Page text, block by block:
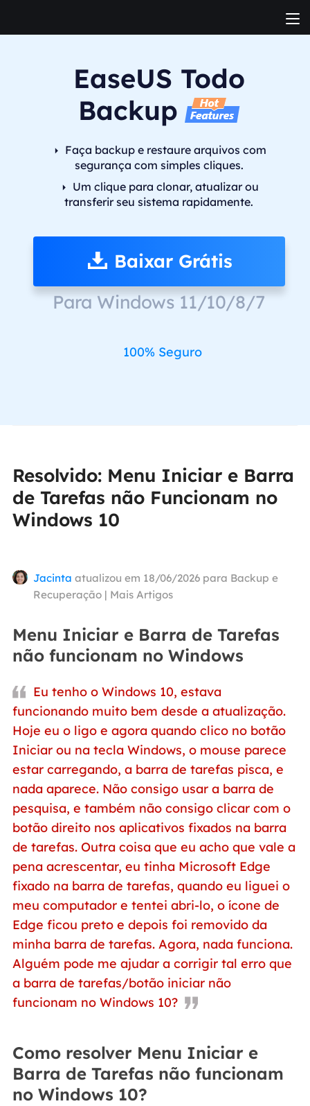
EaseUS Todo
Backup
Faça backup e restaure arquivos com
segurança com simples cliques.
Um clique para clonar, atualizar ou
transferir seu sistema rapidamente.
Baixar Grátis
Para Windows 11/10/8/7
100% Seguro
Resolvido: Menu Iniciar e Barra
de Tarefas não Funcionam no
Windows 10
Jacinta atualizou em 18/06/2026 para Backup e
Recuperação | Mais Artigos
Menu Iniciar e Barra de Tarefas
não funcionam no Windows
Eu tenho o Windows 10, estava
funcionando muito bem desde a atualização.
Hoje eu o ligo e agora quando clico no botão
Iniciar ou na tecla Windows, o mouse parece
estar carregando, a barra de tarefas pisca, e
nada aparece. Não consigo usar a barra de
pesquisa, e também não consigo clicar com o
botão direito nos aplicativos fixados na barra
de tarefas. Outra coisa que eu acho que vale a
pena acrescentar, eu tinha Microsoft Edge
fixado na barra de tarefas, quando eu liguei o
meu computador e tentei abri-lo, o ícone de
Edge ficou preto e depois foi removido da
minha barra de tarefas. Agora, nada funciona.
Alguém pode me ajudar a corrigir tal erro que
a barra de tarefas/botão iniciar não
funcionam no Windows 10?
Como resolver Menu Iniciar e
Barra de Tarefas não funcionam
no Windows 10?